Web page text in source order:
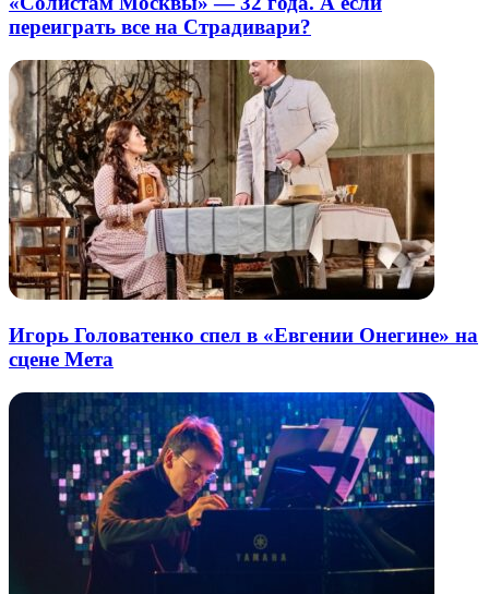
переиграть все на Страдивари?
Игорь Головатенко спел в «Евгении Онегине» на
сцене Мета